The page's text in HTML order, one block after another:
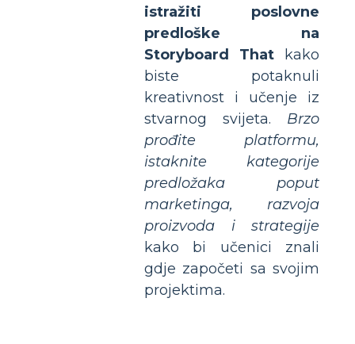
istražiti poslovne
predloške na
Storyboard That kako
biste potaknuli
kreativnost i učenje iz
stvarnog svijeta. Brzo
prođite platformu,
istaknite kategorije
predložaka poput
marketinga, razvoja
proizvoda i strategije
kako bi učenici znali
gdje započeti sa svojim
projektima.